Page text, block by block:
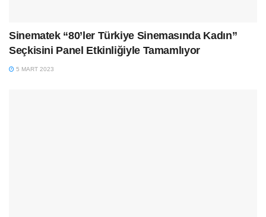
Sinematek “80’ler Türkiye Sinemasında Kadın”
Seçkisini Panel Etkinliğiyle Tamamlıyor
5 MART 2023